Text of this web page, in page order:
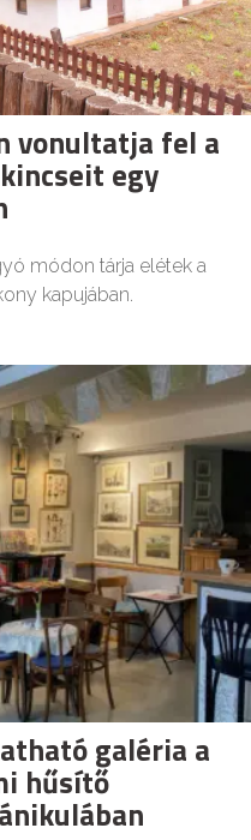
vonultatja fel a
egy
módon tárja elétek a
kapujában.
galéria a
hűsítő